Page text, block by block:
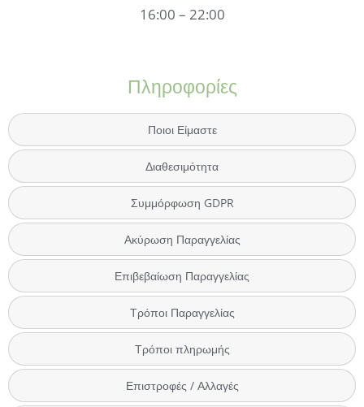
16:00 – 22:00
Πληροφορίες
Ποιοι Είμαστε
Διαθεσιμότητα
Συμμόρφωση GDPR
Ακύρωση Παραγγελίας
Επιβεβαίωση Παραγγελίας
Τρόποι Παραγγελίας
Τρόποι πληρωμής
Επιστροφές / Αλλαγές